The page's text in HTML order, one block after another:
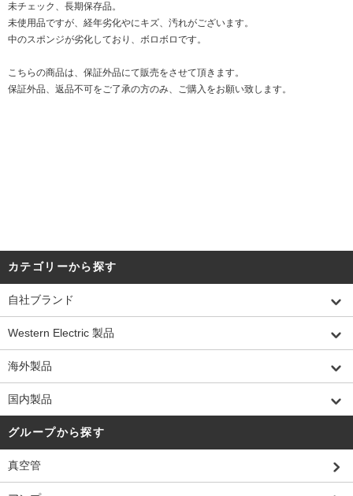
未チェック、長期保存品。
未使用品ですが、経年劣化やにキズ、汚れがございます。
中のスポンジが劣化しており、ボロボロです。
こちらの商品は、保証外品にて販売をさせて頂きます。
保証外品、返品不可をご了承の方のみ、ご購入をお願い致します。
カテゴリーから探す
自社ブランド
Western Electric 製品
海外製品
国内製品
グループから探す
真空管